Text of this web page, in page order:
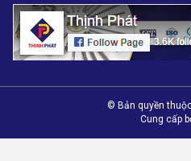
© Bản quyền
Cung cấp